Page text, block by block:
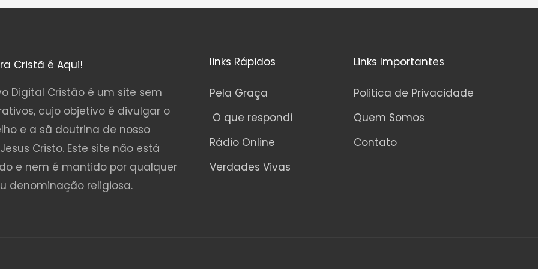
Cristã é Aqui!
Digital Cristão é um site sem
cujo objetivo é divulgar o
e a sã doutrina de nosso
Cristo. Este site não está
e nem é mantido por qualquer
denominação religiosa.
links Rápidos
Pela Graça
O que respondi
Rádio Online
Verdades Vivas
Links Importantes
Politica de Privacidade
Quem Somos
Contato